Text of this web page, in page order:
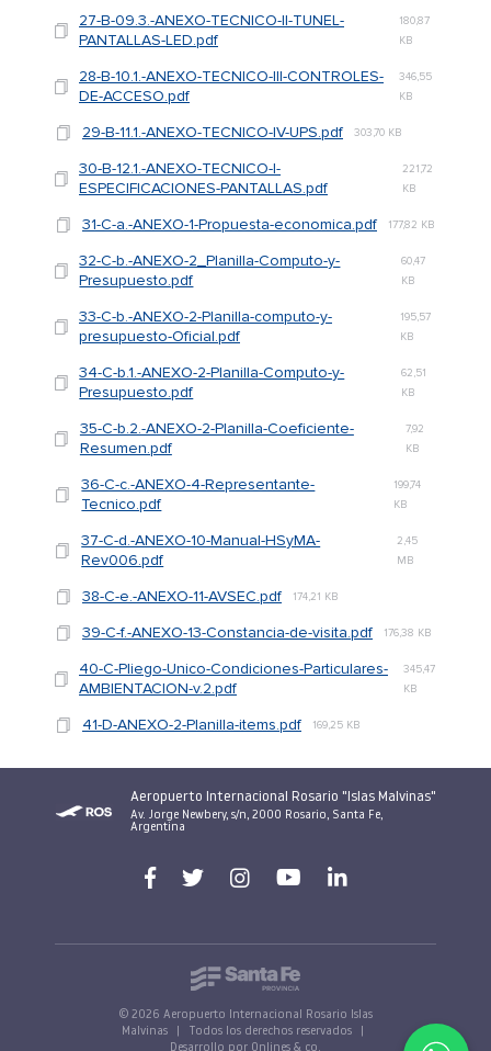
27-B-09.3.-ANEXO-TECNICO-II-TUNEL-
PANTALLAS-LED.pdf
180,87
KB
28-B-10.1.-ANEXO-TECNICO-III-CONTROLES-
DE-ACCESO.pdf
346,55
KB
29-B-11.1.-ANEXO-TECNICO-IV-UPS.pdf 303,70 KB
30-B-12.1.-ANEXO-TECNICO-I-
ESPECIFICACIONES-PANTALLAS.pdf
221,72
KB
31-C-a.-ANEXO-1-Propuesta-economica.pdf 177,82 KB
32-C-b.-ANEXO-2_Planilla-Computo-y-
Presupuesto.pdf
60,47
KB
33-C-b.-ANEXO-2-Planilla-computo-y-
presupuesto-Oficial.pdf
195,57
KB
34-C-b.1.-ANEXO-2-Planilla-Computo-y-
Presupuesto.pdf
62,51
KB
35-C-b.2.-ANEXO-2-Planilla-Coeficiente-
Resumen.pdf
7,92
KB
36-C-c.-ANEXO-4-Representante-
Tecnico.pdf
199,74
KB
37-C-d.-ANEXO-10-Manual-HSyMA-
Rev006.pdf
2,45
MB
38-C-e.-ANEXO-11-AVSEC.pdf 174,21 KB
39-C-f.-ANEXO-13-Constancia-de-visita.pdf 176,38 KB
40-C-Pliego-Unico-Condiciones-Particulares-
AMBIENTACION-v.2.pdf
345,47
KB
41-D-ANEXO-2-Planilla-items.pdf 169,25 KB
Aeropuerto Internacional Rosario "Islas Malvinas"
Av. Jorge Newbery, s/n, 2000 Rosario, Santa Fe,
Argentina
© 2026 Aeropuerto Internacional Rosario Islas
Malvinas
Todos los derechos reservados
Desarrollo por Onlines & co.